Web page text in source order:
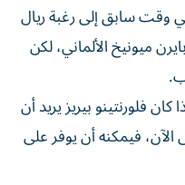
وقت سابق إلى رغبة ريال
ميونيخ الألماني، لكن
فلورنتينو بيريز يريد أن
فيمكنه أن يوفر على